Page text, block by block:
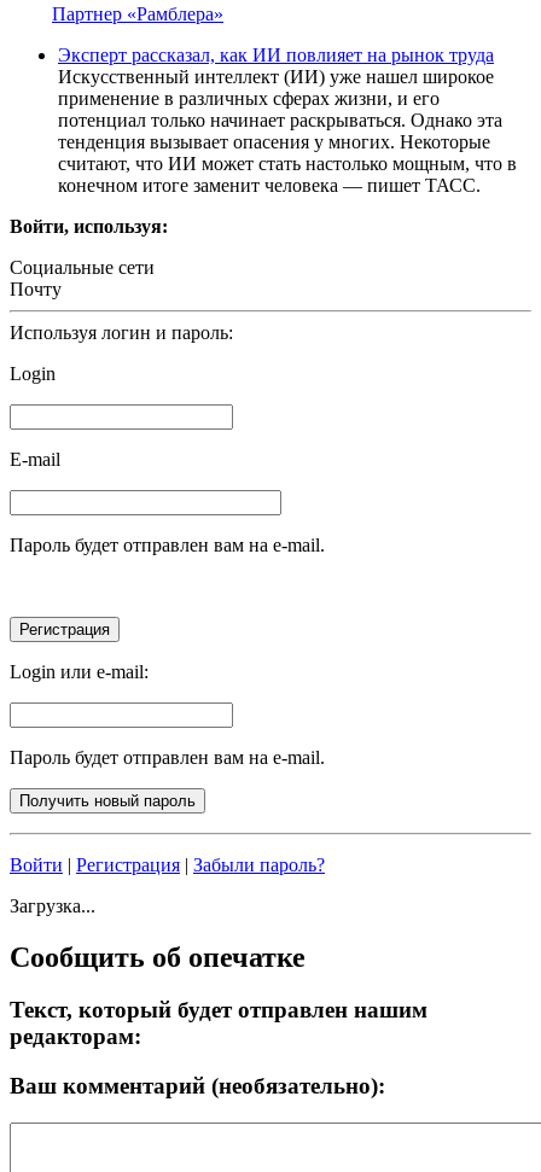
Партнер «Рамблера»
Эксперт рассказал, как ИИ повлияет на рынок труда
Искусственный интеллект (ИИ) уже нашел широкое
применение в различных сферах жизни, и его
потенциал только начинает раскрываться. Однако эта
тенденция вызывает опасения у многих. Некоторые
считают, что ИИ может стать настолько мощным, что в
конечном итоге заменит человека — пишет ТАСС.
Войти, используя:
Социальные сети
Почту
Используя логин и пароль:
Login
E-mail
Пароль будет отправлен вам на e-mail.
Login или e-mail:
Пароль будет отправлен вам на e-mail.
Войти | Регистрация | Забыли пароль?
Загрузка...
Сообщить об опечатке
Текст, который будет отправлен нашим
редакторам:
Ваш комментарий (необязательно):